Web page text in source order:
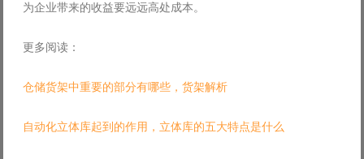
为企业带来的收益要远远高处成本。
更多阅读：
仓储货架中重要的部分有哪些，货架解析
自动化立体库起到的作用，立体库的五大特点是什么